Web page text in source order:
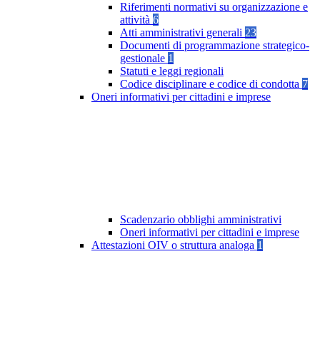
Riferimenti normativi su organizzazione e
attività 6
Atti amministrativi generali 23
Documenti di programmazione strategico-
gestionale 1
Statuti e leggi regionali
Codice disciplinare e codice di condotta 7
Oneri informativi per cittadini e imprese
Scadenzario obblighi amministrativi
Oneri informativi per cittadini e imprese
Attestazioni OIV o struttura analoga 1